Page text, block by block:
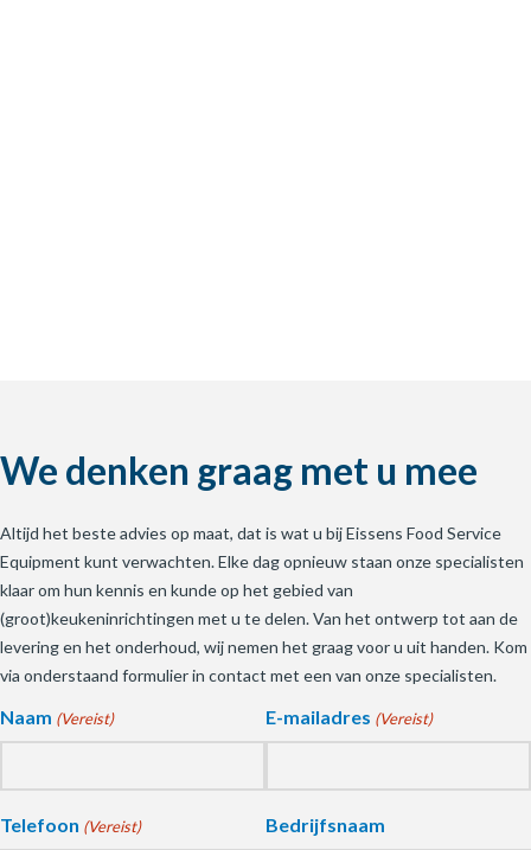
We denken graag met u mee
Altijd het beste advies op maat, dat is wat u bij Eissens Food Service
Equipment kunt verwachten. Elke dag opnieuw staan onze specialisten
klaar om hun kennis en kunde op het gebied van
(groot)keukeninrichtingen met u te delen. Van het ontwerp tot aan de
levering en het onderhoud, wij nemen het graag voor u uit handen. Kom
via onderstaand formulier in contact met een van onze specialisten.
Naam (Vereist) E-mailadres (Vereist)
Telefoon (Vereist) Bedrijfsnaam